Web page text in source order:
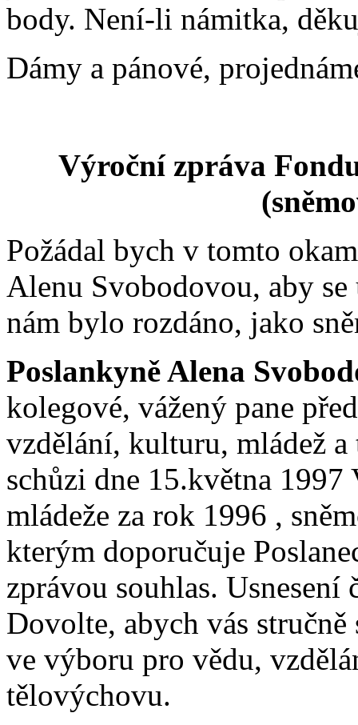
body. Není-li námitka,
Dámy a pánové,
Výroční zpráva
Požádal bych v tomto
Alenu Svobodovou, aby
nám bylo rozdáno, jako
Poslankyně Alena
kolegové, vážený pane
vzdělání, kulturu, mládež
schůzi dne 15.května
mládeže za rok 1996 ,
kterým doporučuje
zprávou souhlas.
Dovolte, abych vás
ve výboru pro vědu,
tělovýchovu.